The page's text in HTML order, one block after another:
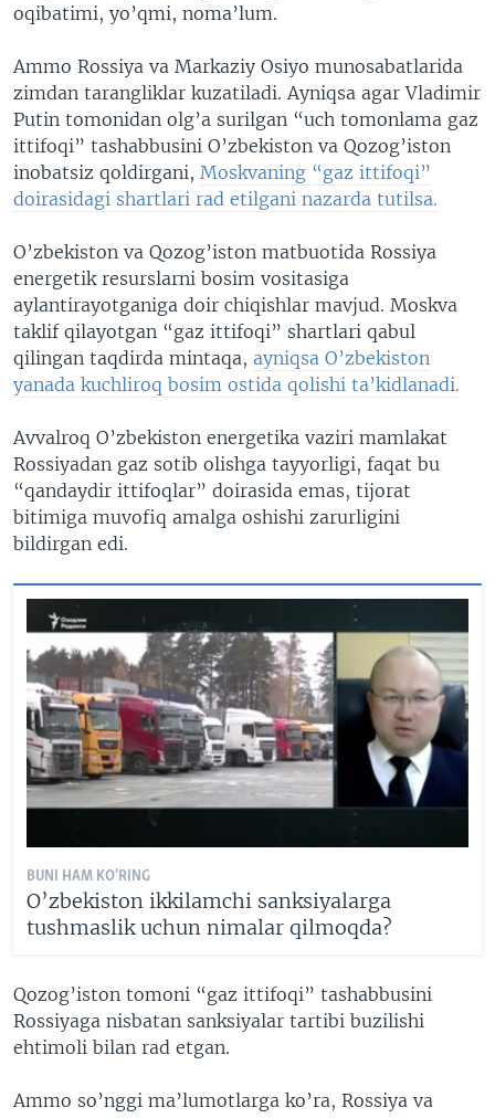
oqibatimi, yo’qmi, noma’lum.
Ammo Rossiya va Markaziy Osiyo munosabatlarida
zimdan tarangliklar kuzatiladi. Ayniqsa agar Vladimir
Putin tomonidan olg’a surilgan “uch tomonlama gaz
ittifoqi” tashabbusini O’zbekiston va Qozog’iston
inobatsiz qoldirgani, Moskvaning “gaz ittifoqi”
doirasidagi shartlari rad etilgani nazarda tutilsa.
O’zbekiston va Qozog’iston matbuotida Rossiya
energetik resurslarni bosim vositasiga
aylantirayotganiga doir chiqishlar mavjud. Moskva
taklif qilayotgan “gaz ittifoqi” shartlari qabul
qilingan taqdirda mintaqa, ayniqsa O’zbekiston
yanada kuchliroq bosim ostida qolishi ta’kidlanadi.
Avvalroq O’zbekiston energetika vaziri mamlakat
Rossiyadan gaz sotib olishga tayyorligi, faqat bu
“qandaydir ittifoqlar” doirasida emas, tijorat
bitimiga muvofiq amalga oshishi zarurligini
bildirgan edi.
BUNI HAM KO'RING
O’zbekiston ikkilamchi sanksiyalarga
tushmaslik uchun nimalar qilmoqda?
Qozog’iston tomoni “gaz ittifoqi” tashabbusini
Rossiyaga nisbatan sanksiyalar tartibi buzilishi
ehtimoli bilan rad etgan.
Ammo so’nggi ma’lumotlarga ko’ra, Rossiya va